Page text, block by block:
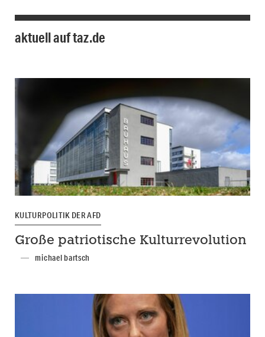
aktuell auf taz.de
KULTURPOLITIK DER AFD
Große patriotische Kulturrevolution
michael bartsch